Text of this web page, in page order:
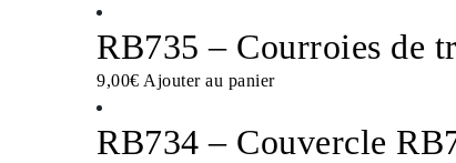
RB735 – Courroies de
9,00€ Ajouter au panier
RB734 – Couvercle